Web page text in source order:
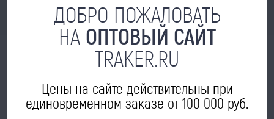
МОЖЕТ ПРИГОДИТЬСЯ
ДОБРО ПОЖАЛОВАТЬ
НА ОПТОВЫЙ САЙТ
TRAKER.RU
Цены на сайте действительны при
единовременном заказе от 100 000 руб.